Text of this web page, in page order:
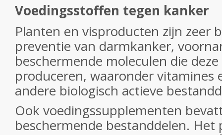
Voedingsstoffen tegen kanker
Planten en visproducten zijn zeer
preventie van darmkanker,
beschermende moleculen die
produceren, waaronder vitamines
andere biologisch actieve
Ook voedingssupplementen
beschermende bestanddelen.